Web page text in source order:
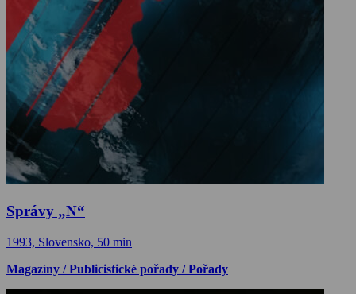
Správy „N“
1993, Slovensko, 50 min
Magazíny / Publicistické pořady / Pořady